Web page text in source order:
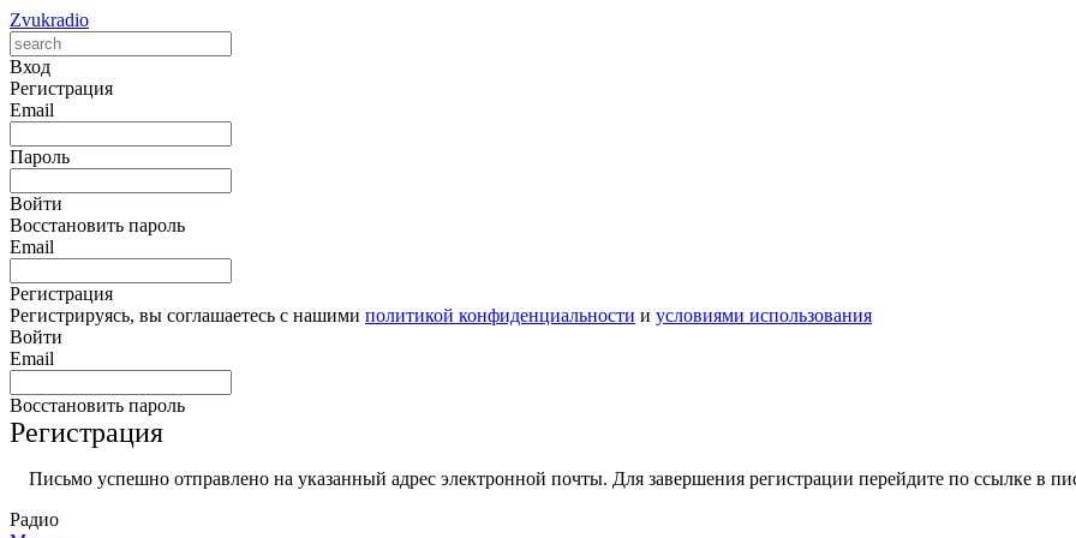
Zvukradio
Вход
Регистрация
Email
Пароль
Войти
Восстановить пароль
Email
Регистрация
Регистрируясь, вы соглашаетесь с нашими политикой конфиденциальности и условиями использования
Войти
Email
Восстановить пароль
Регистрация
Письмо успешно отправлено на указанный адрес электронной почты. Для завершения регистрации перейдите по ссылке в
Радио